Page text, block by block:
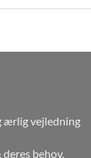
ærlig vejledning
behov.